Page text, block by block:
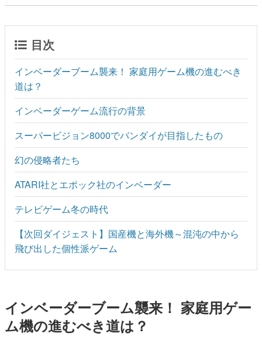
目次
インベーダーブーム襲来！ 家庭用ゲーム機の進むべき
道は？
インベーダーゲーム流行の背景
スーパービジョン8000でバンダイが目指したもの
幻の侵略者たち
ATARI社とエポック社のインベーダー
テレビゲーム冬の時代
【次回ダイジェスト】国産機と海外機～混沌の中から
飛び出した個性派ゲーム
インベーダーブーム襲来！ 家庭用ゲー
ム機の進むべき道は？